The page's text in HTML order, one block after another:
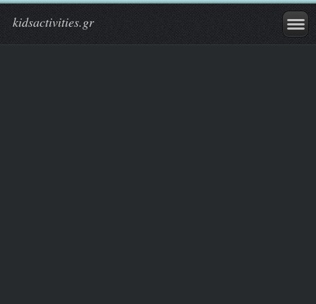
kidsactivities.gr